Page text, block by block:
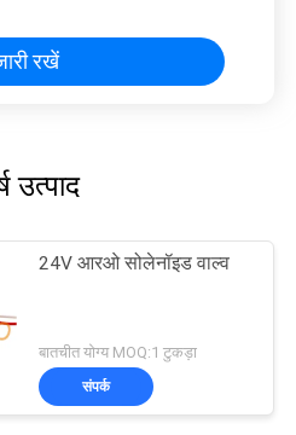
रखें
उत्पाद
24V आरओ सोलेनॉइड वाल्व
बातचीत योग्य MOQ:1 टुकड़ा
संपर्क